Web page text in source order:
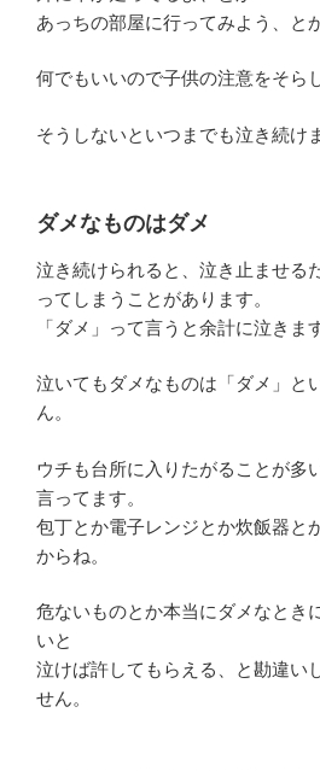
あっちの部屋に行ってみよう、とか
何でもいいので子供の注意をそら
そうしないといつまでも泣き続け
ダメなものはダメ
泣き続けられると、泣き止ませる
ってしまうことがあります。
「ダメ」って言うと余計に泣きま
泣いてもダメなものは「ダメ」と
ん。
ウチも台所に入りたがることが多
言ってます。
包丁とか電子レンジとか炊飯器と
からね。
危ないものとか本当にダメなとき
いと
泣けば許してもらえる、と勘違い
せん。